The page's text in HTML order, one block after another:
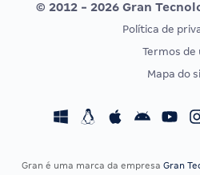
CONCURSOS POR PROFISSÃO
Concursos Fiscais
© 2012 - 2026 Gran
Política de
Termos de
Mapa do
Gran é uma marca da empresa Gran